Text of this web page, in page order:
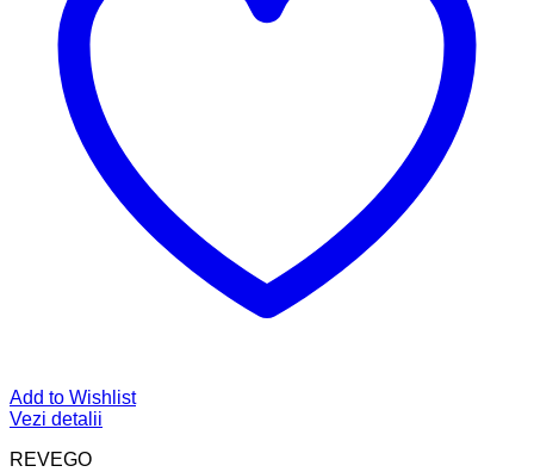
Add to Wishlist
Vezi detalii
REVEGO